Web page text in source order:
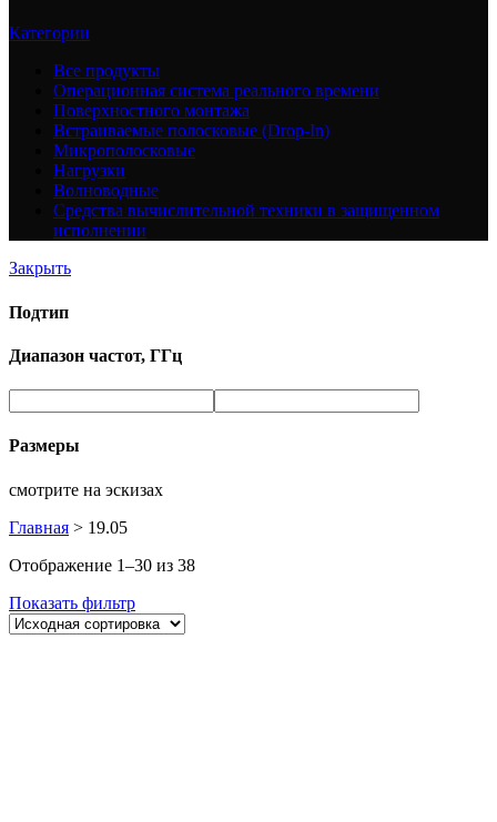
Категории
Все продукты
Операционная система реального времени
Поверхностного монтажа
Встраиваемые полосковые (Drop-In)
Микрополосковые
Нагрузки
Волноводные
Средства вычислительной техники в защищенном
исполнении
Закрыть
Подтип
Диапазон частот, ГГц
Размеры
смотрите на эскизах
Главная > 19.05
Отображение 1–30 из 38
Показать фильтр